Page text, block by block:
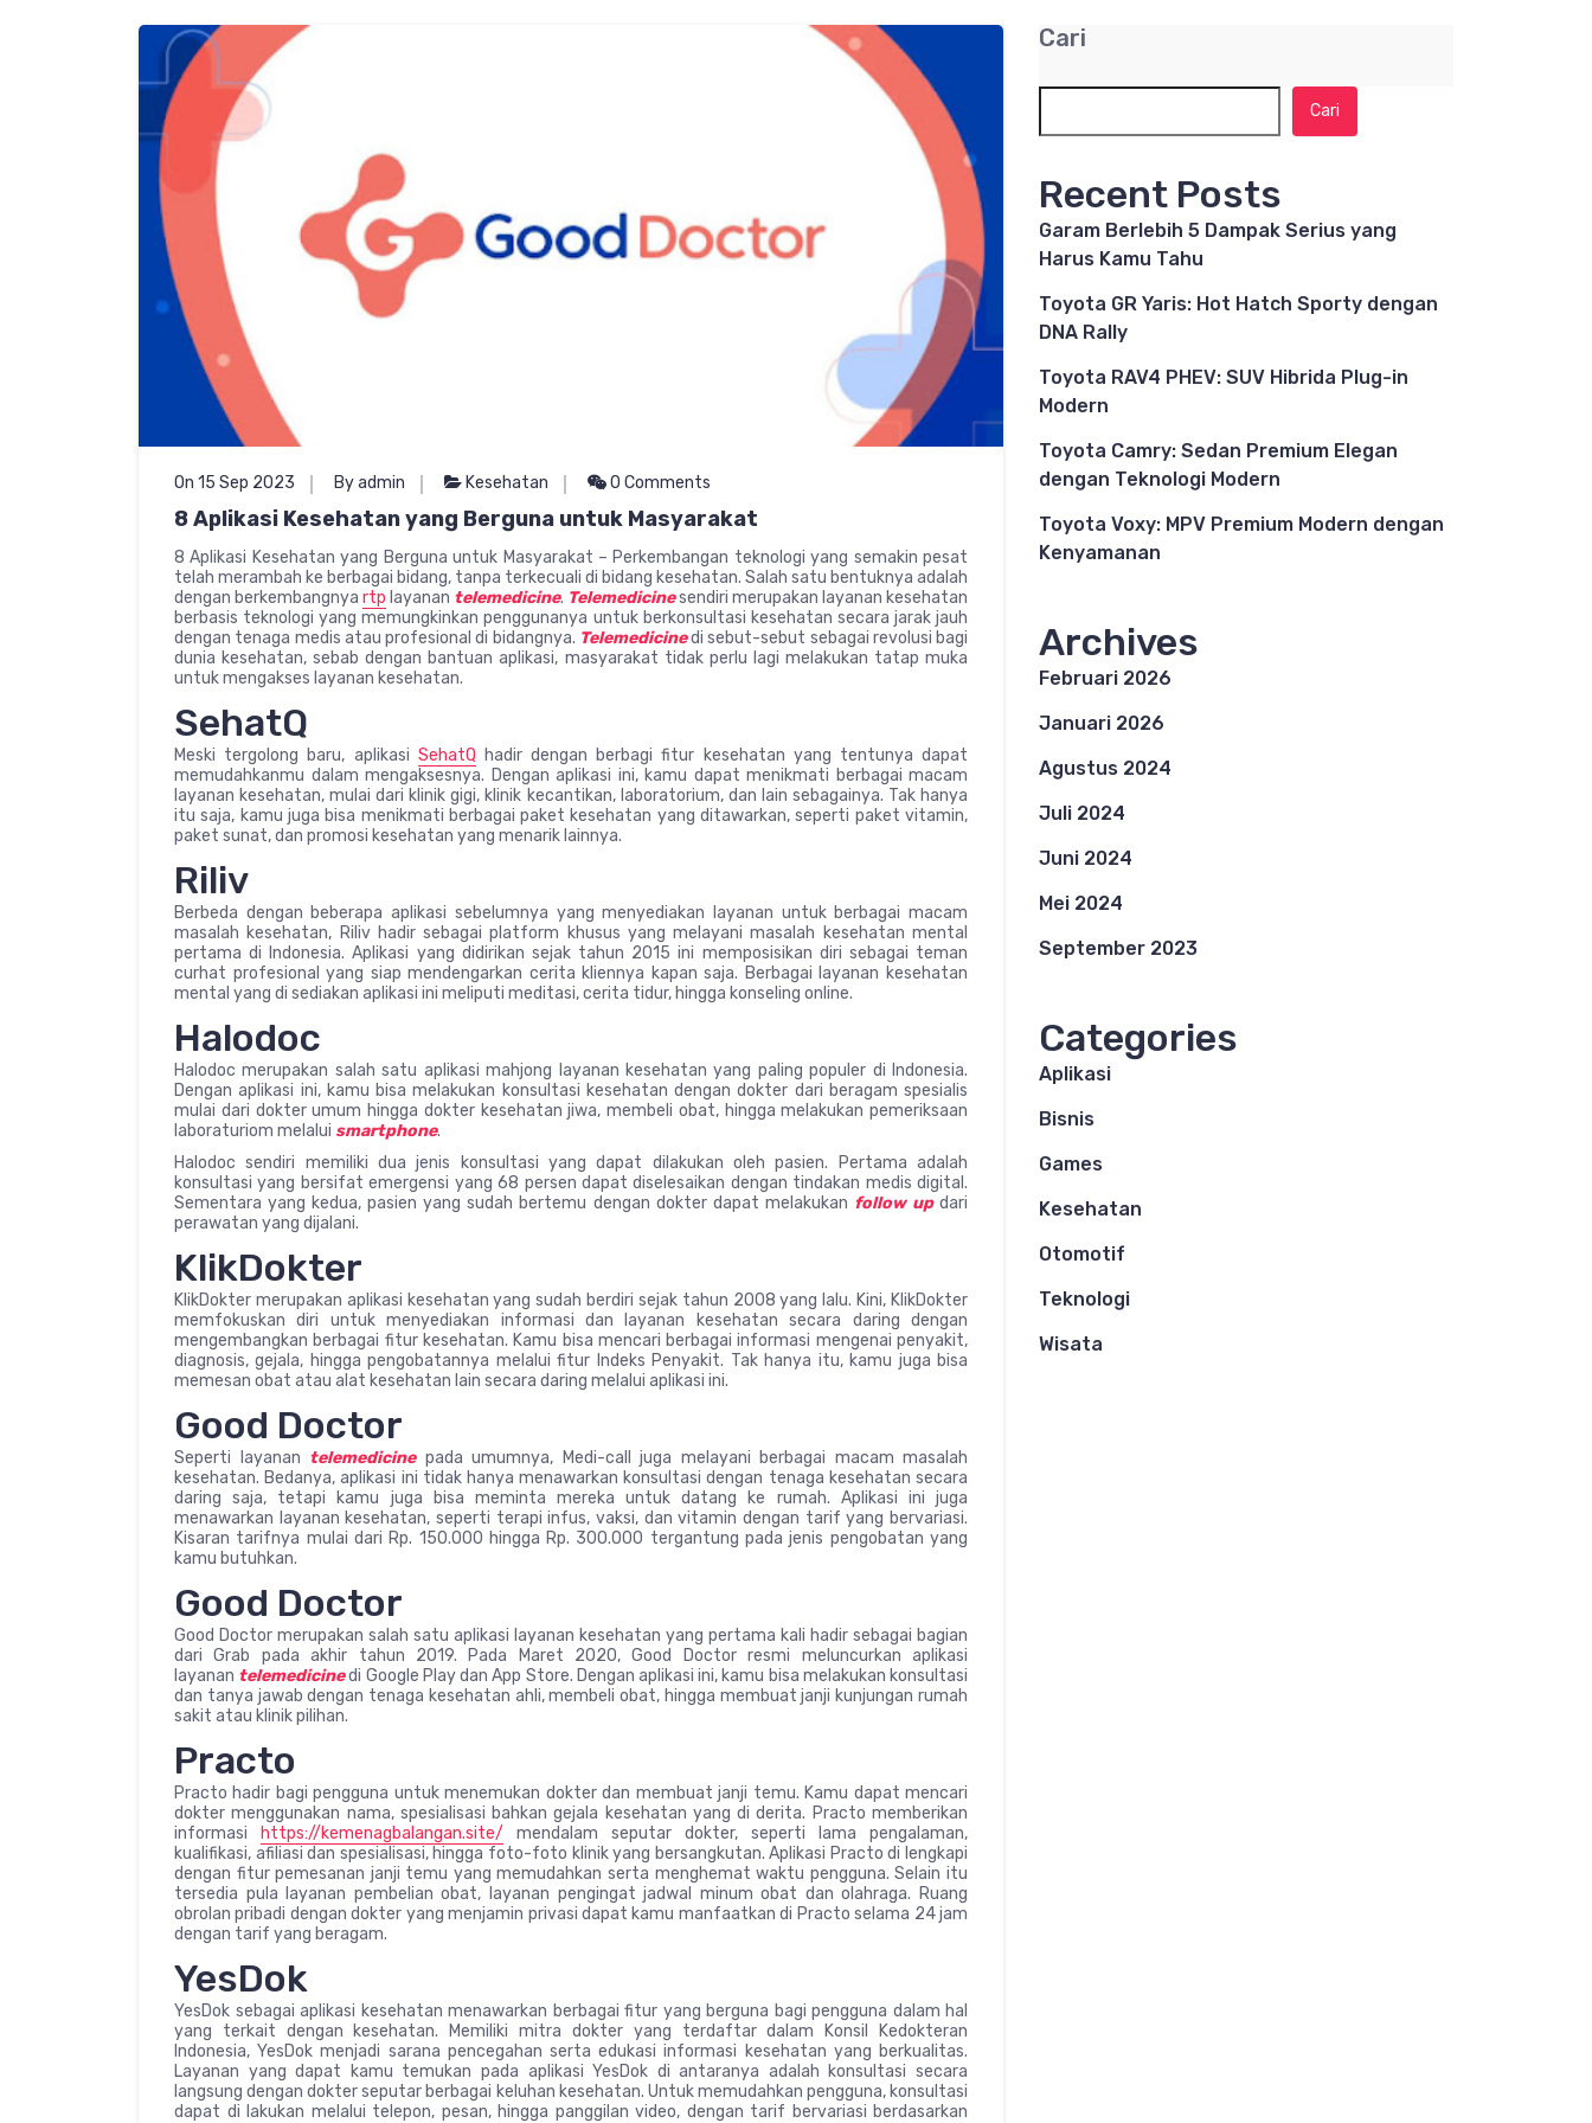
On 15 Sep 2023 By admin Kesehatan 0 Comments
8 Aplikasi Kesehatan yang Berguna untuk Masyarakat
8 Aplikasi Kesehatan yang Berguna untuk Masyarakat – Perkembangan teknologi yang semakin pesat
telah merambah ke berbagai bidang, tanpa terkecuali di bidang kesehatan. Salah satu bentuknya adalah
dengan berkembangnya rtp layanan telemedicine. Telemedicinesendiri merupakan layanan kesehatan
berbasis teknologi yang memungkinkan penggunanya untuk berkonsultasi kesehatan secara jarak jauh
dengan tenaga medis atau profesional di bidangnya. Telemedicinedi sebut-sebut sebagai revolusi bagi
dunia kesehatan, sebab dengan bantuan aplikasi, masyarakat tidak perlu lagi melakukan tatap muka
untuk mengakses layanan kesehatan.
SehatQ
Meski tergolong baru, aplikasi SehatQ hadir dengan berbagi fitur kesehatan yang tentunya dapat
memudahkanmu dalam mengaksesnya. Dengan aplikasi ini, kamu dapat menikmati berbagai macam
layanan kesehatan, mulai dari klinik gigi, klinik kecantikan, laboratorium, dan lain sebagainya. Tak hanya
itu saja, kamu juga bisa menikmati berbagai paket kesehatan yang ditawarkan, seperti paket vitamin,
paket sunat, dan promosi kesehatan yang menarik lainnya.
Riliv
Berbeda dengan beberapa aplikasi sebelumnya yang menyediakan layanan untuk berbagai macam
masalah kesehatan, Riliv hadir sebagai platform khusus yang melayani masalah kesehatan mental
pertama di Indonesia. Aplikasi yang didirikan sejak tahun 2015 ini memposisikan diri sebagai teman
curhat profesional yang siap mendengarkan cerita kliennya kapan saja. Berbagai layanan kesehatan
mental yang di sediakan aplikasi ini meliputi meditasi, cerita tidur, hingga konseling online.
Halodoc
Halodoc merupakan salah satu aplikasi mahjong layanan kesehatan yang paling populer di Indonesia.
Dengan aplikasi ini, kamu bisa melakukan konsultasi kesehatan dengan dokter dari beragam spesialis
mulai dari dokter umum hingga dokter kesehatan jiwa, membeli obat, hingga melakukan pemeriksaan
laboraturiom melalui smartphone.
Halodoc sendiri memiliki dua jenis konsultasi yang dapat dilakukan oleh pasien. Pertama adalah
konsultasi yang bersifat emergensi yang 68 persen dapat diselesaikan dengan tindakan medis digital.
Sementara yang kedua, pasien yang sudah bertemu dengan dokter dapat melakukan follow updari
perawatan yang dijalani.
KlikDokter
KlikDokter merupakan aplikasi kesehatan yang sudah berdiri sejak tahun 2008 yang lalu. Kini, KlikDokter
memfokuskan diri untuk menyediakan informasi dan layanan kesehatan secara daring dengan
mengembangkan berbagai fitur kesehatan. Kamu bisa mencari berbagai informasi mengenai penyakit,
diagnosis, gejala, hingga pengobatannya melalui fitur Indeks Penyakit. Tak hanya itu, kamu juga bisa
memesan obat atau alat kesehatan lain secara daring melalui aplikasi ini.
Good Doctor
Seperti layanan telemedicinepada umumnya, Medi-call juga melayani berbagai macam masalah
kesehatan. Bedanya, aplikasi ini tidak hanya menawarkan konsultasi dengan tenaga kesehatan secara
daring saja, tetapi kamu juga bisa meminta mereka untuk datang ke rumah. Aplikasi ini juga
menawarkan layanan kesehatan, seperti terapi infus, vaksi, dan vitamin dengan tarif yang bervariasi.
Kisaran tarifnya mulai dari Rp. 150.000 hingga Rp. 300.000 tergantung pada jenis pengobatan yang
kamu butuhkan.
Good Doctor
Good Doctor merupakan salah satu aplikasi layanan kesehatan yang pertama kali hadir sebagai bagian
dari Grab pada akhir tahun 2019. Pada Maret 2020, Good Doctor resmi meluncurkan aplikasi
layanan telemedicinedi Google Play dan App Store. Dengan aplikasi ini, kamu bisa melakukan konsultasi
dan tanya jawab dengan tenaga kesehatan ahli, membeli obat, hingga membuat janji kunjungan rumah
sakit atau klinik pilihan.
Practo
Practo hadir bagi pengguna untuk menemukan dokter dan membuat janji temu. Kamu dapat mencari
dokter menggunakan nama, spesialisasi bahkan gejala kesehatan yang di derita. Practo memberikan
informasi
https://kemenagbalangan.site/ mendalam seputar dokter, seperti lama pengalaman,
kualifikasi, afiliasi dan spesialisasi, hingga foto-foto klinik yang bersangkutan. Aplikasi Practo di lengkapi
dengan fitur pemesanan janji temu yang memudahkan serta menghemat waktu pengguna. Selain itu
tersedia pula layanan pembelian obat, layanan pengingat jadwal minum obat dan olahraga. Ruang
obrolan pribadi dengan dokter yang menjamin privasi dapat kamu manfaatkan di Practo selama 24 jam
dengan tarif yang beragam.
YesDok
YesDok sebagai aplikasi kesehatan menawarkan berbagai fitur yang berguna bagi pengguna dalam hal
yang terkait dengan kesehatan. Memiliki mitra dokter yang terdaftar dalam Konsil Kedokteran
Indonesia, YesDok menjadi sarana pencegahan serta edukasi informasi kesehatan yang berkualitas.
Layanan yang dapat kamu temukan pada aplikasi YesDok di antaranya adalah konsultasi secara
langsung dengan dokter seputar berbagai keluhan kesehatan. Untuk memudahkan pengguna, konsultasi
dapat di lakukan melalui telepon, pesan, hingga panggilan video, dengan tarif bervariasi berdasarkan
Cari
Cari
Recent Posts
Garam Berlebih 5 Dampak Serius yang
Harus Kamu Tahu
Toyota GR Yaris: Hot Hatch Sporty dengan
DNA Rally
Toyota RAV4 PHEV: SUV Hibrida Plug-in
Modern
Toyota Camry: Sedan Premium Elegan
dengan Teknologi Modern
Toyota Voxy: MPV Premium Modern dengan
Kenyamanan
Archives
Februari 2026
Januari 2026
Agustus 2024
Juli 2024
Juni 2024
Mei 2024
September 2023
Categories
Aplikasi
Bisnis
Games
Kesehatan
Otomotif
Teknologi
Wisata